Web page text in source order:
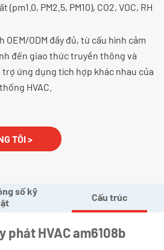
PM2.5, PM10), CO2, VOC, RH
OEM/ODM đầy đủ, từ cấu hình cảm
đến giao thức truyền thông và
ứng dụng tích hợp khác nhau của
HVAC.
TÔI >
số kỹ
Cấu trúc
phát HVAC am6108b